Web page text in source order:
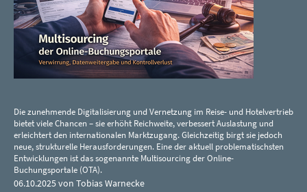
Die zunehmende Digitalisierung und Vernetzung im Reise- und Hotelvertrieb
bietet viele Chancen – sie erhöht Reichweite, verbessert Auslastung und
erleichtert den internationalen Marktzugang. Gleichzeitig birgt sie jedoch
neue, strukturelle Herausforderungen. Eine der aktuell problematischsten
Entwicklungen ist das sogenannte Multisourcing der Online-
Buchungsportale (OTA).
06.10.2025 von Tobias Warnecke